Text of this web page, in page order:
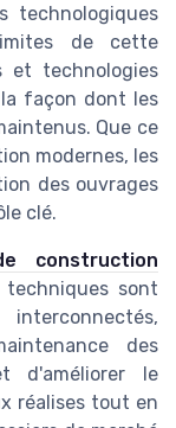
technologiques
de cette
et technologies
façon dont les
Que ce
modernes, les
des ouvrages
clé.
construction
sont
des
d'améliorer le
réalises tout en